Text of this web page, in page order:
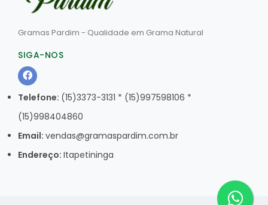
Gramas Pardim - Qualidade em Grama Natural
SIGA-NOS
Telefone: (15)3373-3131 * (15)997598106 *
(15)998404860
Email: vendas@gramaspardim.com.br
Endereço: Itapetininga